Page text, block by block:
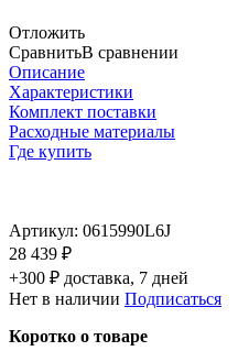
Отложить
СравнитьВ сравнении
Описание
Характеристики
Комплект поставки
Расходные материалы
Где купить
Артикул: 0615990L6J
28 439 ₽
+300 ₽ доставка, 7 дней
Нет в наличии Подписаться
Коротко о товаре